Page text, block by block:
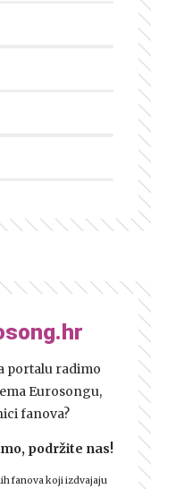
portalu radimo
Eurosongu,
fanova?
podržite nas!
fanova koji izdvajaju